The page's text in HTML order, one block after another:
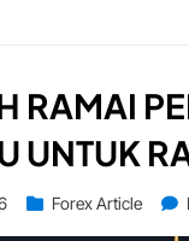
RAMAI
UNTUK
Forex Article